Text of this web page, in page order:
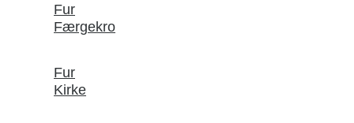
Fur
Færgekro
Fur
Kirke